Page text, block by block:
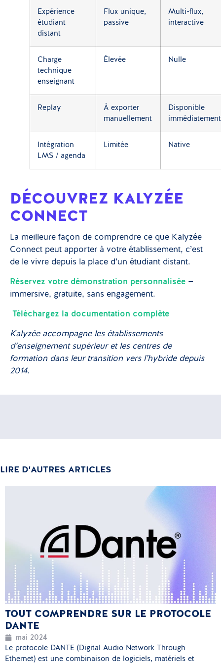
Expérience
étudiant
distant
Flux unique,
passive
Multi-flux,
interactive
Charge
technique
enseignant
Élevée Nulle
Replay
À exporter
manuellement
Disponible
immédiatement
Intégration
LMS / agenda
Limitée Native
DÉCOUVREZ KALYZÉE
CONNECT
La meilleure façon de comprendre ce que Kalyzée
Connect peut apporter à votre établissement, c’est
de le vivre depuis la place d’un étudiant distant.
Réservez votre démonstration personnalisée —
immersive, gratuite, sans engagement.
Téléchargez la documentation complète
Kalyzée accompagne les établissements
d’enseignement supérieur et les centres de
formation dans leur transition vers l’hybride depuis
2014.
LIRE D'AUTRES ARTICLES
TOUT COMPRENDRE SUR LE PROTOCOLE
DANTE
mai 2024
Le protocole DANTE (Digital Audio Network Through
Ethernet) est une combinaison de logiciels, matériels et